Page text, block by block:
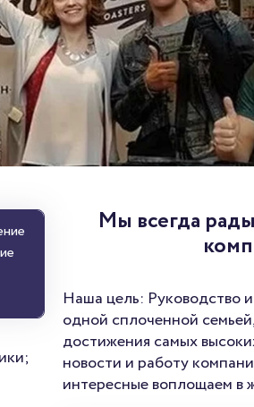
Мы всегда
Наша цель: Руководство
одной сплоченной
достижения самых
новости и работу
интересные воплощаем в